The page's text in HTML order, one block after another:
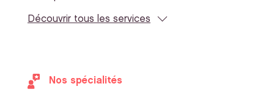
Découvrir tous les services
Nos spécialités